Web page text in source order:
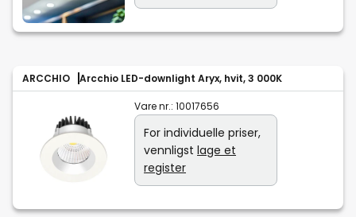
ARCCHIO Arcchio LED-downlight Aryx, hvit, 3 000K
Vare nr.: 10017656
For individuelle priser,
vennligst lage et
register